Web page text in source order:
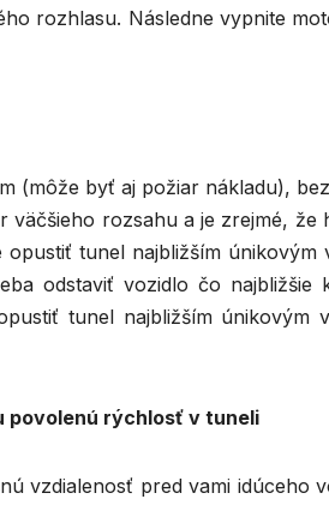
rozhlasu. Následne vypnite
(môže byť aj požiar nákladu),
rozsahu a je zrejmé, že
tunel najbližším
odstaviť vozidlo čo
tunel najbližším únikovým
povolenú rýchlosť v tuneli
vzdialenosť pred vami idúceho